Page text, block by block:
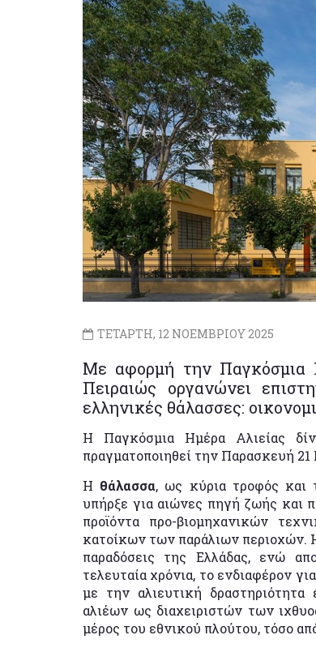
ΤΕΤΑΡΤΗ, 12 ΝΟΕΜΒΡΙΟΥ 2025
Με αφορμή την Παγκόσμια
Πειραιώς οργανώνει
ελληνικές θάλασσες:
Η Παγκόσμια Ημέρα Αλιείας
πραγματοποιηθεί την Παρασκευή
Η θάλασσα, ως κύρια τροφός και
υπήρξε για αιώνες πηγή ζωής και
προϊόντα προ-βιομηχανικών
κατοίκων των παράλιων περιοχών.
παραδόσεις της Ελλάδας, ενώ
τελευταία χρόνια, το ενδιαφέρον
με την αλιευτική
αλιέων ως διαχειριστών των
μέρος του εθνικού πλούτου, τόσο